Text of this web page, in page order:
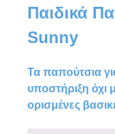
Παιδικά
Sunny
Τα παπούτσια
υποστήριξη όχι
ορισμένες